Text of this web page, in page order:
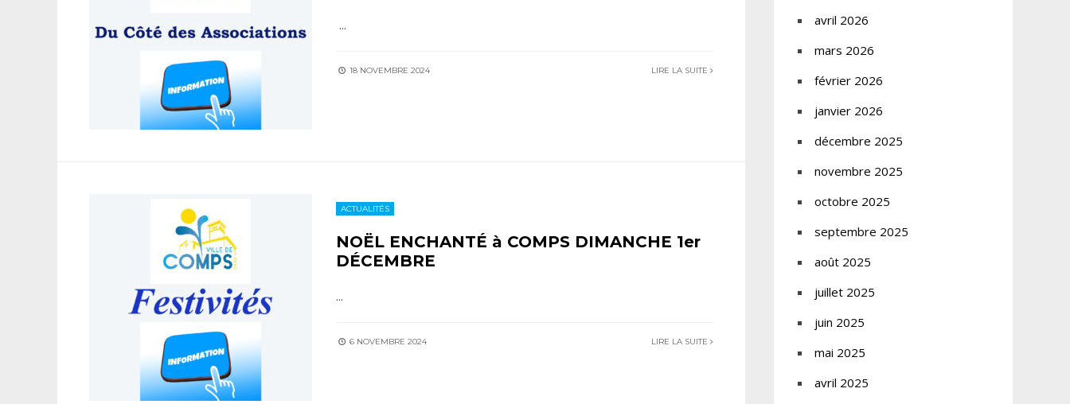
...
18 NOVEMBRE 2024 LIRE LA SUITE
ACTUALITÉS
NOËL ENCHANTÉ à COMPS DIMANCHE 1er
DÉCEMBRE
...
6 NOVEMBRE 2024 LIRE LA SUITE
avril 2026
mars 2026
février 2026
janvier 2026
décembre 2025
novembre 2025
octobre 2025
septembre 2025
août 2025
juillet 2025
juin 2025
mai 2025
avril 2025